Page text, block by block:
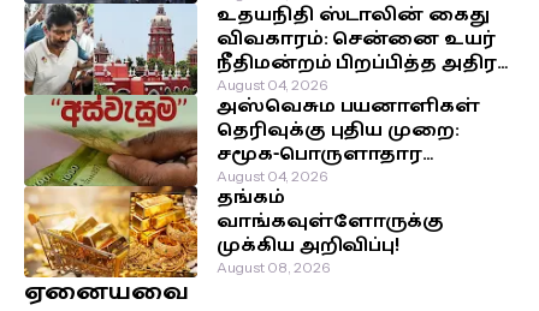
உதயநிதி ஸ்டாலின் கைது
விவகாரம்: சென்னை உயர்
நீதிமன்றம் பிறப்பித்த அதிரடி
உத்தரவு!
August 04, 2026
அஸ்வெசும பயனாளிகள்
தெரிவுக்கு புதிய முறை:
சமூக-பொருளாதார
நிலைக்கு முன்னுரிமை!
August 04, 2026
தங்கம்
வாங்கவுள்ளோருக்கு
முக்கிய அறிவிப்பு!
August 08, 2026
ஏனையவை